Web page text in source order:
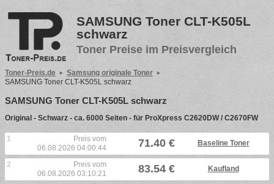
SAMSUNG Toner CLT-K505L
schwarz
Toner Preise im Preisvergleich
Toner-Preis.de
Samsung originale Toner
SAMSUNG Toner CLT-K505L schwarz
SAMSUNG Toner CLT-K505L schwarz
Original - Schwarz - ca. 6000 Seiten - für ProXpress C2620DW / C2670FW
1
Preis vom
06.08.2026 04:00:44
71.40 € Baseline Toner
2
Preis vom
06.08.2026 03:10:21
83.54 € Kaufland